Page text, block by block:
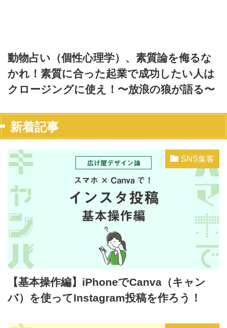
動物占い（個性心理学）、素質論を侮るな
かれ！素質に合った起業で成功したい人は
クロージングに使え！〜放浪の狼が語る〜
新着記事
SNS集客
【基本操作編】iPhoneでCanva（キャン
バ）を使ってInstagram投稿を作ろう！